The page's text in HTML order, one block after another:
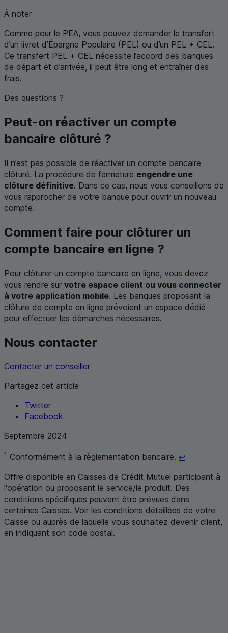
À noter
Comme pour le PEA, vous pouvez demander le transfert
d’un livret d’Épargne Populaire (PEL) ou d’un PEL + CEL.
Ce transfert PEL + CEL nécessite l’accord des banques
de départ et d’arrivée, il peut être long et entraîner des
frais.
Des questions ?
Peut-on réactiver un compte
bancaire clôturé ?
Il n’est pas possible de réactiver un compte bancaire
clôturé. La procédure de fermeture engendre une
clôture définitive. Dans ce cas, nous vous conseillons de
vous rapprocher de votre banque pour ouvrir un nouveau
compte.
Comment faire pour clôturer un
compte bancaire en ligne ?
Pour clôturer un compte bancaire en ligne, vous devez
vous rendre sur votre espace client ou vous connecter
à votre application mobile. Les banques proposant la
clôture de compte en ligne prévoient un espace dédié
pour effectuer les démarches nécessaires.
Nous contacter
Contacter un conseiller
Partagez cet article
Twitter
Facebook
Septembre 2024
1 Conformément à la règlementation bancaire. ↩Retour au
Offre disponible en Caisses de Crédit Mutuel participant à
l'opération ou proposant le service/le produit. Des
conditions spécifiques peuvent être prévues dans
certaines Caisses. Voir les conditions détaillées de votre
Caisse ou auprès de laquelle vous souhaitez devenir client,
en indiquant son code postal.